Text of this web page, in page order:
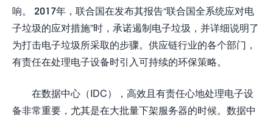
响。 2017年，联合国在发布其报告“联合国全系统应对电
子垃圾的应对措施”时，承诺遏制电子垃圾，并详细说明了
为打击电子垃圾所采取的步骤。供应链行业的各个部门，
有责任在处理电子设备时引入可持续的环保策略。
在数据中心（IDC），高效且有责任心地处理电子设
备非常重要，尤其是在大批量下架服务器的时候。数据中